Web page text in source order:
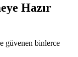
Hazır
güvenen binlerce